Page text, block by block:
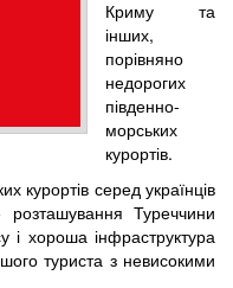
Криму та
інших,
порівняно
недорогих
південно-
морських
курортів.
курортів серед українців
розташування Туреччини
і хороша інфраструктура
туриста з невисокими